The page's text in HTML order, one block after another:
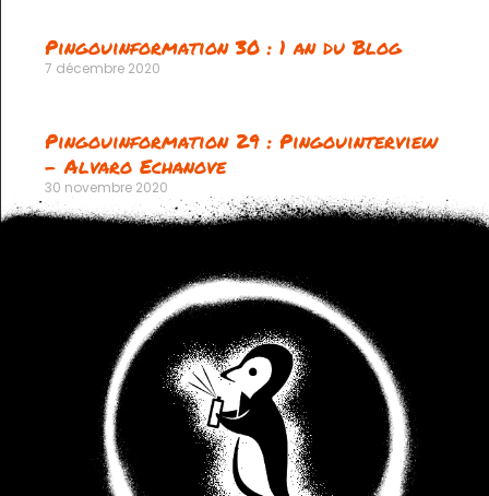
Pingouinformation 30 : 1 an du Blog
7 décembre 2020
Pingouinformation 29 : Pingouinterview
– Alvaro Echanove
30 novembre 2020